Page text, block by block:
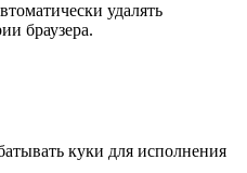
удалять
браузера.
куки для исполнения